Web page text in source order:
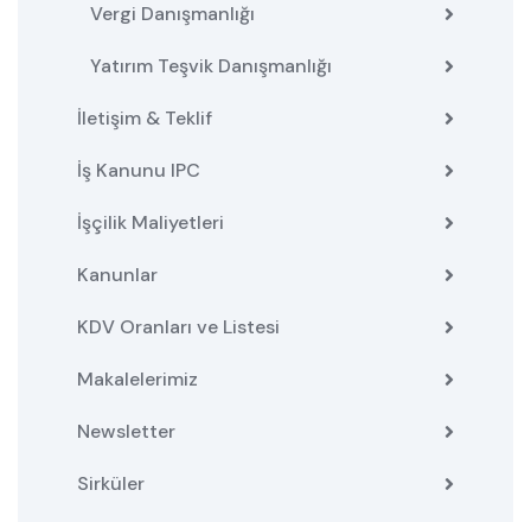
Vergi Danışmanlığı
Yatırım Teşvik Danışmanlığı
İletişim & Teklif
İş Kanunu IPC
İşçilik Maliyetleri
Kanunlar
KDV Oranları ve Listesi
Makalelerimiz
Newsletter
Sirküler